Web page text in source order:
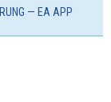
— EA APP